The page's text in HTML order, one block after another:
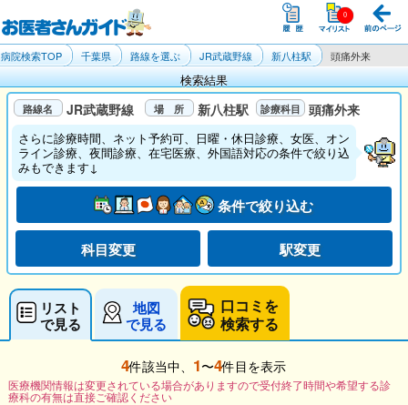
病院検索TOP 千葉県 路線を選ぶ JR武蔵野線 新八柱駅 頭痛外来
検索結果
JR武蔵野線 新八柱駅 頭痛外来
さらに診療時間、ネット予約可、日曜・休日診療、女医、オン
ライン診療、夜間診療、在宅医療、外国語対応の条件で絞り込
みもできます↓
条件で絞り込む
科目変更 駅変更
リスト
で見る
地図
で見る
口コミを
検索する
4件該当中、 1〜4件目を表示
医療機関情報は変更されている場合がありますので受付終了時間や希望する診
療科の有無は直接ご確認ください